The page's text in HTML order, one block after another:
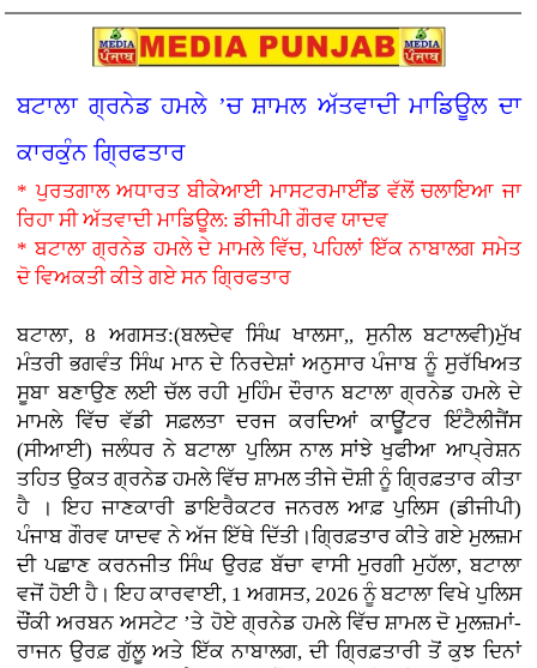
ਬਟਾਲਾ ਗ੍ਰਨੇਡ ਹਮਲੇ ’ਚ ਸ਼ਾਮਲ ਅੱਤਵਾਦੀ ਮਾਡਿਊਲ ਦਾ
ਕਾਰਕੁੰਨ ਗ੍ਰਿਫਤਾਰ
* ਪੁਰਤਗਾਲ ਅਧਾਰਤ ਬੀਕੇਆਈ ਮਾਸਟਰਮਾਈਂਡ ਵੱਲੋਂ ਚਲਾਇਆ ਜਾ
ਰਿਹਾ ਸੀ ਅੱਤਵਾਦੀ ਮਾਡਿਊਲ: ਡੀਜੀਪੀ ਗੌਰਵ ਯਾਦਵ
* ਬਟਾਲਾ ਗ੍ਰਨੇਡ ਹਮਲੇ ਦੇ ਮਾਮਲੇ ਵਿੱਚ, ਪਹਿਲਾਂ ਇੱਕ ਨਾਬਾਲਗ ਸਮੇਤ
ਦੋ ਵਿਅਕਤੀ ਕੀਤੇ ਗਏ ਸਨ ਗ੍ਰਿਫਤਾਰ
ਬਟਾਲਾ, 8 ਅਗਸਤ:(ਬਲਦੇਵ ਸਿੰਘ ਖਾਲਸਾ,, ਸੁਨੀਲ ਬਟਾਲਵੀ)ਮੁੱਖ
ਮੰਤਰੀ ਭਗਵੰਤ ਸਿੰਘ ਮਾਨ ਦੇ ਨਿਰਦੇਸ਼ਾਂ ਅਨੁਸਾਰ ਪੰਜਾਬ ਨੂੰ ਸੁਰੱਖਿਅਤ
ਸੂਬਾ ਬਣਾਉਣ ਲਈ ਚੱਲ ਰਹੀ ਮੁਹਿੰਮ ਦੌਰਾਨ ਬਟਾਲਾ ਗ੍ਰਨੇਡ ਹਮਲੇ ਦੇ
ਮਾਮਲੇ ਵਿੱਚ ਵੱਡੀ ਸਫ਼ਲਤਾ ਦਰਜ ਕਰਦਿਆਂ ਕਾਊਂਟਰ ਇੰਟੈਲੀਜੈਂਸ
(ਸੀਆਈ) ਜਲੰਧਰ ਨੇ ਬਟਾਲਾ ਪੁਲਿਸ ਨਾਲ ਸਾਂਝੇ ਖੁਫੀਆ ਆਪ੍ਰੇਸ਼ਨ
ਤਹਿਤ ਉਕਤ ਗ੍ਰਨੇਡ ਹਮਲੇ ਵਿੱਚ ਸ਼ਾਮਲ ਤੀਜੇ ਦੋਸ਼ੀ ਨੂੰ ਗ੍ਰਿਫ਼ਤਾਰ ਕੀਤਾ
ਹੈ । ਇਹ ਜਾਣਕਾਰੀ ਡਾਇਰੈਕਟਰ ਜਨਰਲ ਆਫ਼ ਪੁਲਿਸ (ਡੀਜੀਪੀ)
ਪੰਜਾਬ ਗੌਰਵ ਯਾਦਵ ਨੇ ਅੱਜ ਇੱਥੇ ਦਿੱਤੀ।ਗ੍ਰਿਫ਼ਤਾਰ ਕੀਤੇ ਗਏ ਮੁਲਜ਼ਮ
ਦੀ ਪਛਾਣ ਕਰਨਜੀਤ ਸਿੰਘ ਉਰਫ਼ ਬੱਚਾ ਵਾਸੀ ਮੁਰਗੀ ਮੁਹੱਲਾ, ਬਟਾਲਾ
ਵਜੋਂ ਹੋਈ ਹੈ। ਇਹ ਕਾਰਵਾਈ, 1 ਅਗਸਤ, 2026 ਨੂੰ ਬਟਾਲਾ ਵਿਖੇ ਪੁਲਿਸ
ਚੌਂਕੀ ਅਰਬਨ ਅਸਟੇਟ ’ਤੇ ਹੋਏ ਗ੍ਰਨੇਡ ਹਮਲੇ ਵਿੱਚ ਸ਼ਾਮਲ ਦੋ ਮੁਲਜ਼ਮਾਂ-
ਰਾਜਨ ਉਰਫ਼ ਗੁੱਲੂ ਅਤੇ ਇੱਕ ਨਾਬਾਲਗ, ਦੀ ਗ੍ਰਿਫ਼ਤਾਰੀ ਤੋਂ ਕੁਝ ਦਿਨਾਂ